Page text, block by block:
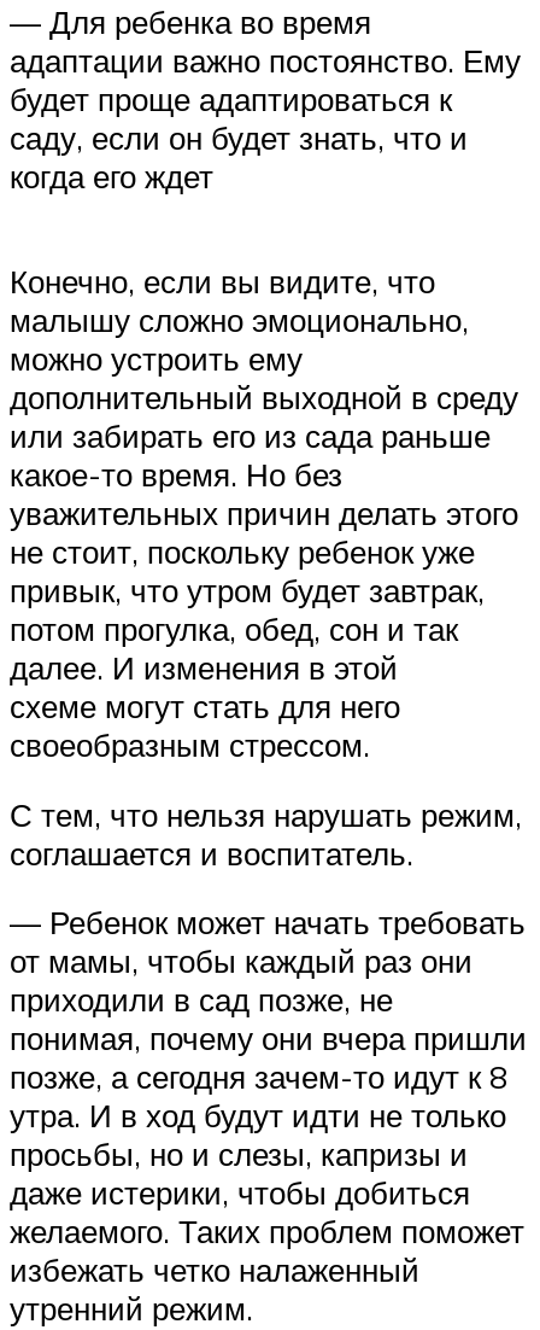
— Для ребенка во время
адаптации важно постоянство. Ему
будет проще адаптироваться к
саду, если он будет знать, что и
когда его ждет
Конечно, если вы видите, что
малышу сложно эмоционально,
можно устроить ему
дополнительный выходной в среду
или забирать его из сада раньше
какое-то время. Но без
уважительных причин делать этого
не стоит, поскольку ребенок уже
привык, что утром будет завтрак,
потом прогулка, обед, сон и так
далее. И изменения в этой
схеме могут стать для него
своеобразным стрессом.
С тем, что нельзя нарушать режим,
соглашается и воспитатель.
— Ребенок может начать требовать
от мамы, чтобы каждый раз они
приходили в сад позже, не
понимая, почему они вчера пришли
позже, а сегодня зачем-то идут к 8
утра. И в ход будут идти не только
просьбы, но и слезы, капризы и
даже истерики, чтобы добиться
желаемого. Таких проблем поможет
избежать четко налаженный
утренний режим.